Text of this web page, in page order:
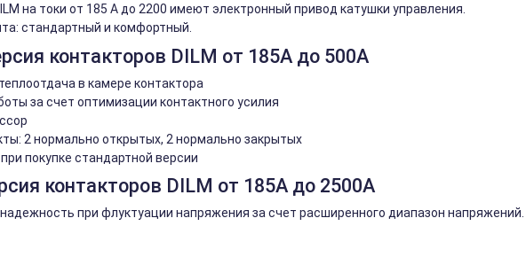
на токи от 185 A до 2200 имеют электронный привод катушки управления.
стандартный и комфортный.
контакторов DILM от 185А до 500А
в камере контактора
за счет оптимизации контактного усилия
2 нормально открытых, 2 нормально закрытых
покупке стандартной версии
контакторов DILM от 185А до 2500А
при флуктуации напряжения за счет расширенного диапазон напряжений.